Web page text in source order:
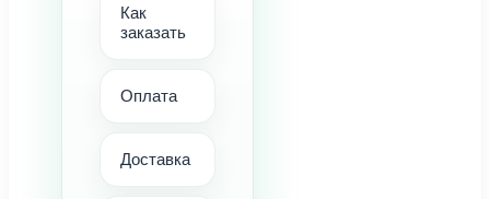
Как
заказать
Оплата
Доставка